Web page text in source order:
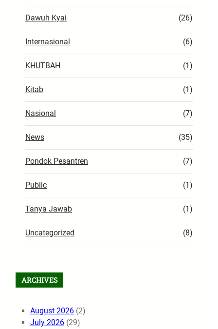
Dawuh Kyai (26)
Internasional (6)
KHUTBAH (1)
Kitab (1)
Nasional (7)
News (35)
Pondok Pesantren (7)
Public (1)
Tanya Jawab (1)
Uncategorized (8)
ARCHIVES
August 2026 (2)
July 2026 (29)